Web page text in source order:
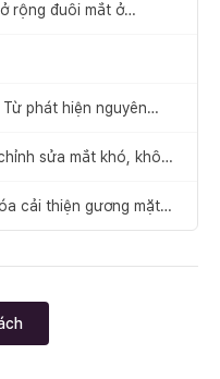
rộng đuôi mắt ở
phát hiện nguyên
sửa mắt khó, không
cải thiện gương mặt